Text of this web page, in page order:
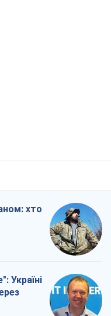
хто
Україні